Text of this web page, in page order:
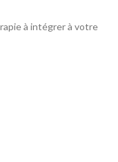
à intégrer à votre